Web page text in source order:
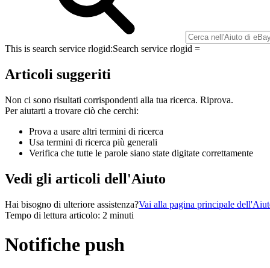
This is search service rlogid:Search service rlogid =
Articoli suggeriti
Non ci sono risultati corrispondenti alla tua ricerca. Riprova.
Per aiutarti a trovare ciò che cerchi:
Prova a usare altri termini di ricerca
Usa termini di ricerca più generali
Verifica che tutte le parole siano state digitate correttamente
Vedi gli articoli dell'Aiuto
Hai bisogno di ulteriore assistenza?Vai alla pagina principale
Tempo di lettura articolo: 2 minuti
Notifiche push